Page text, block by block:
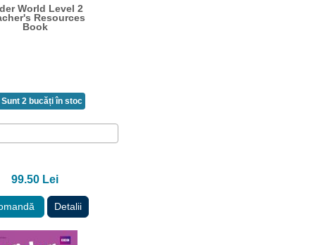
World Level 2
Resources
Book
Sunt 2 bucăți în stoc
99.50 Lei
Detalii